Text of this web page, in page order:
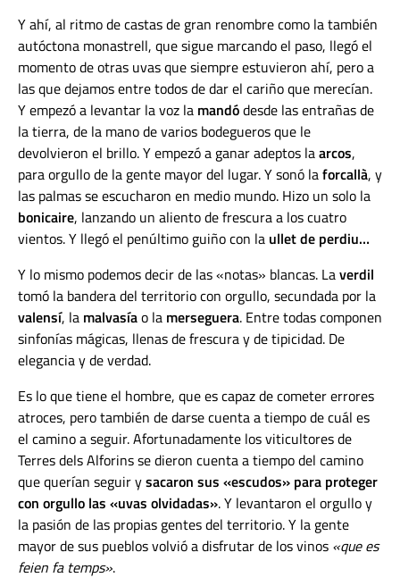
Y ahí, al ritmo de castas de gran renombre como la también
autóctona monastrell, que sigue marcando el paso, llegó el
momento de otras uvas que siempre estuvieron ahí, pero a
las que dejamos entre todos de dar el cariño que merecían.
Y empezó a levantar la voz la mandódesde las entrañas de
la tierra, de la mano de varios bodegueros que le
devolvieron el brillo. Y empezó a ganar adeptos laarcos,
para orgullo de la gente mayor del lugar. Y sonó laforcallà, y
las palmas se escucharon en medio mundo. Hizo un solo la
bonicaire, lanzando un aliento de frescura a los cuatro
vientos. Y llegó el penúltimo guiño con la ullet de perdiu…
Y lo mismo podemos decir de las «notas» blancas. Laverdil
tomó la bandera del territorio con orgullo, secundada por la
valensí, la malvasíao la merseguera. Entre todas componen
sinfonías mágicas, llenas de frescura y de tipicidad. De
elegancia y de verdad.
Es lo que tiene el hombre, que es capaz de cometer errores
atroces, pero también de darse cuenta a tiempo de cuál es
el camino a seguir. Afortunadamente los viticultores de
Terres dels Alforins se dieron cuenta a tiempo del camino
que querían seguir ysacaron sus «escudos» para proteger
con orgullo las «uvas olvidadas». Y levantaron el orgullo y
la pasión de las propias gentes del territorio. Y la gente
mayor de sus pueblos volvió a disfrutar de los vinos «que es
feien fa temps».